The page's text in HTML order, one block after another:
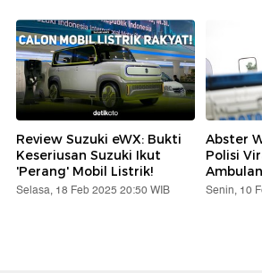
Review Suzuki eWX: Bukti
Keseriusan Suzuki Ikut
'Perang' Mobil Listrik!
Selasa, 18 Feb 2025 20:50 WIB
Abster
Polisi
Senin, 10